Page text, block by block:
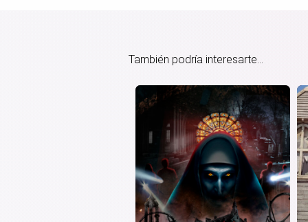
También podría interesarte...